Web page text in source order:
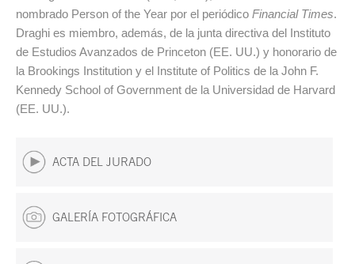
nombrado Person of the Year por el periódico Financial Times.
Draghi es miembro, además, de la junta directiva del Instituto
de Estudios Avanzados de Princeton (EE. UU.) y honorario de
la Brookings Institution y el Institute of Politics de la John F.
Kennedy School of Government de la Universidad de Harvard
(EE. UU.).
ACTA DEL JURADO
GALERÍA FOTOGRÁFICA